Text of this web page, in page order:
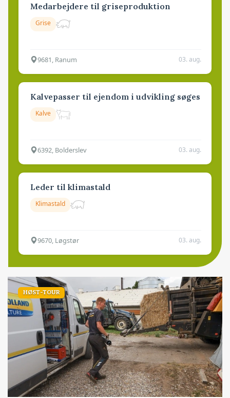
Medarbejdere til griseproduktion
Grise
9681, Ranum 03. aug.
Kalvepasser til ejendom i udvikling søges
Kalve
6392, Bolderslev 03. aug.
Leder til klimastald
Klimastald
9670, Løgstør 03. aug.
HØST-TOUR